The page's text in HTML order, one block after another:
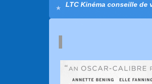
LTC Kinéma conseille de